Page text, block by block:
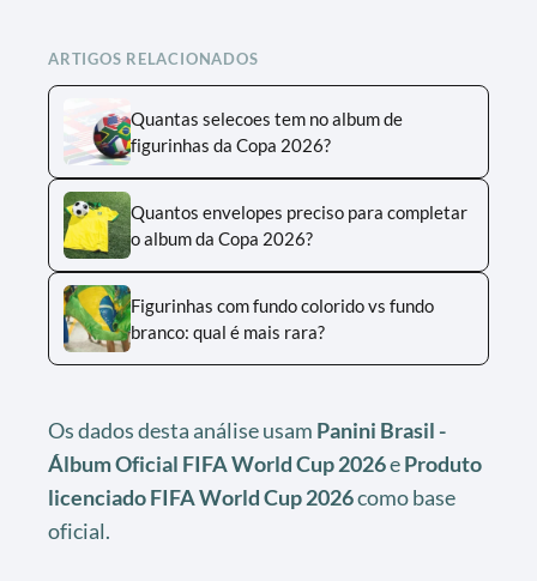
ARTIGOS RELACIONADOS
Quantas selecoes tem no album de
figurinhas da Copa 2026?
Quantos envelopes preciso para completar
o album da Copa 2026?
Figurinhas com fundo colorido vs fundo
branco: qual é mais rara?
Os dados desta análise usam Panini Brasil -
Álbum Oficial FIFA World Cup 2026eProduto
licenciado FIFA World Cup 2026como base
oficial.